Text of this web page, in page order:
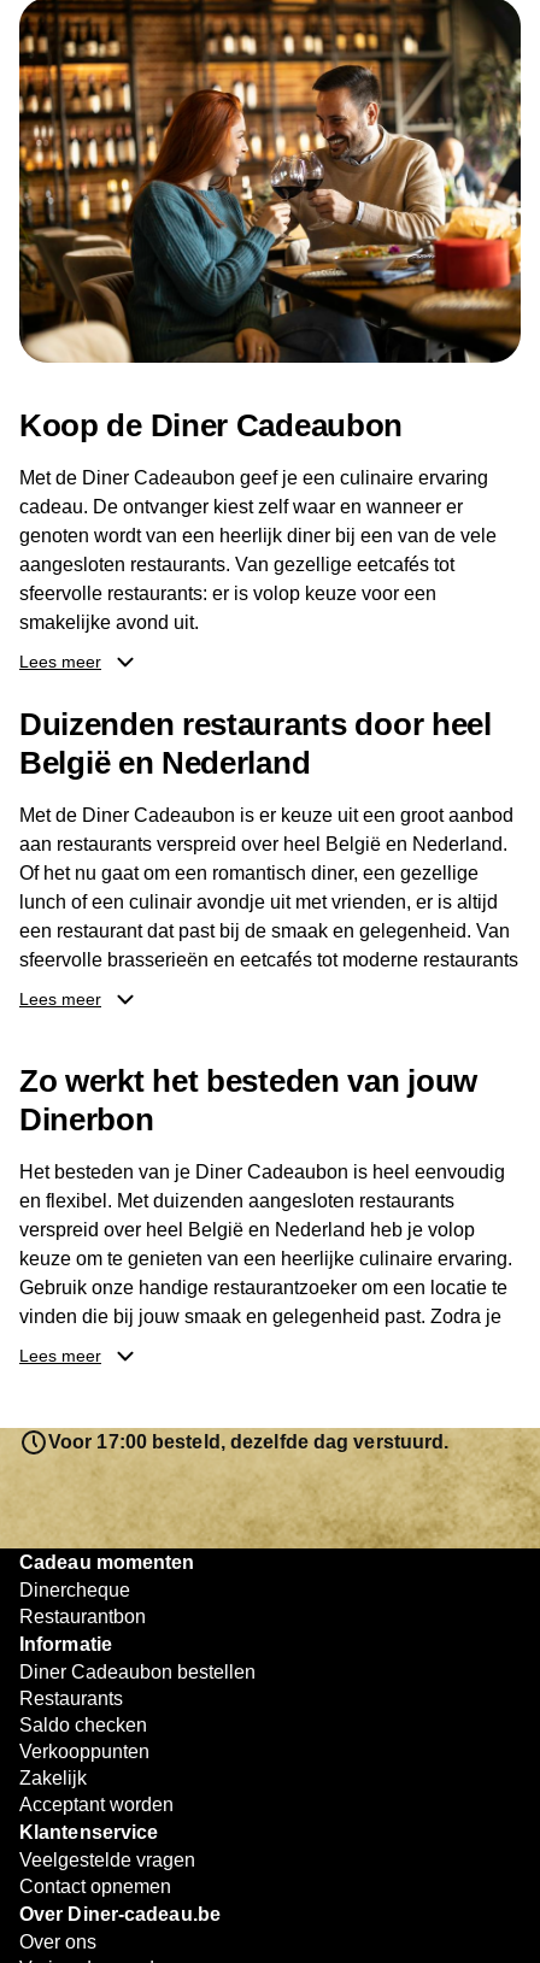
Koop de Diner Cadeaubon
Met de Diner Cadeaubon geef je een culinaire ervaring
cadeau. De ontvanger kiest zelf waar en wanneer er
genoten wordt van een heerlijk diner bij een van de vele
aangesloten restaurants. Van gezellige eetcafés tot
sfeervolle restaurants: er is volop keuze voor een
smakelijke avond uit.
ontvanger eenvoudig een locatie kiezen die past bij de
smaak en gelegenheid. Zo geeft de Diner Cadeaubon niet
alleen een diner, maar ook een gezellig moment om
Lees meer
Duizenden restaurants door heel
België en Nederland
Met de Diner Cadeaubon is er keuze uit een groot aanbod
aan restaurants verspreid over heel België en Nederland.
Of het nu gaat om een romantisch diner, een gezellige
lunch of een culinair avondje uit met vrienden, er is altijd
een restaurant dat past bij de smaak en gelegenheid. Van
sfeervolle brasserieën en eetcafés tot moderne restaurants
en gastronomische locaties: er is voor ieder wat wils.
buurt, bijvoorbeeld in Brussel, Antwerpen, Gent of Brugge.
De ontvanger kiest zelf waar en wanneer er wordt genoten
van deze culinaire ervaring. Zo is de Diner Cadeaubon
niet alleen een diner, maar een bijzondere belevenis.
Lees meer
Zo werkt het besteden van jouw
Dinerbon
Het besteden van je Diner Cadeaubon is heel eenvoudig
en flexibel. Met duizenden aangesloten restaurants
verspreid over heel België en Nederland heb je volop
keuze om te genieten van een heerlijke culinaire ervaring.
Gebruik onze handige restaurantzoeker om een locatie te
vinden die bij jouw smaak en gelegenheid past. Zodra je
je keuze hebt gemaakt, kun je eenvoudig reserveren en na
resterende bedrag blijft gewoon op de bon staan en kan
later worden gebruikt. Zo geniet je keer op keer van
bijzondere eetmomenten.
Lees meer
Voor 17:00 besteld, dezelfde dag verstuurd.
Cadeau momenten
Dinercheque
Restaurantbon
Informatie
Diner Cadeaubon bestellen
Restaurants
Saldo checken
Verkooppunten
Zakelijk
Acceptant worden
Klantenservice
Veelgestelde vragen
Contact opnemen
Over Diner-cadeau.be
Over ons